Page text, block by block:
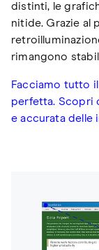
distinti, le
nitide. Grazie al
rimangono
Facciamo tutto
perfetta. Scopri
e accurata delle